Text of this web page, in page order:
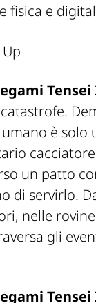
fisica e
è solo
un patto
di servirlo.
nelle
gli